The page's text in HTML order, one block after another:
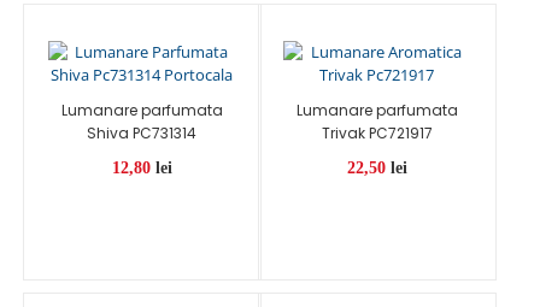
Lumanare parfumata
Shiva PC731314
12,80 lei
Lumanare parfumata
Trivak PC721917
22,50 lei